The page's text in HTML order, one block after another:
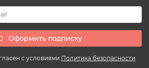
Оформить подписку
с условиями Политика безопасности